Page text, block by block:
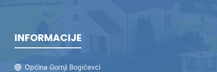
INFORMACIJE
Općina Gornji Bogićevci